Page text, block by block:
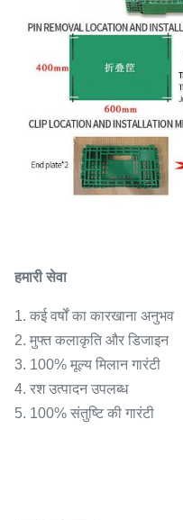
हमारी सेवा
1. कई वर्षों का कारखाना अनुभव
2. मुफ्त कलाकृति और डिजाइन
3. 100% मूल्य मिलान गारंटी
4. रश उत्पादन उपलब्ध
5. 100% संतुष्टि की गारंटी